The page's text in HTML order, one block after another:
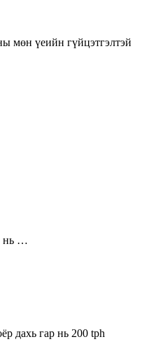
мөн үеийн гүйцэтгэлтэй
нь …
дахь гар нь 200 tph